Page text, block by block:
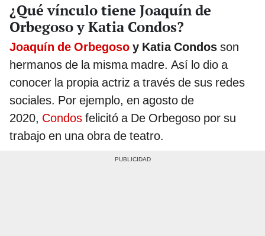
¿Qué vínculo tiene Joaquín de
Orbegoso y Katia Condos?
Joaquín de Orbegoso y Katia Condos son
hermanos de la misma madre. Así lo dio a
conocer la propia actriz a través de sus redes
sociales. Por ejemplo, en agosto de
2020, Condos felicitó a De Orbegoso por su
trabajo en una obra de teatro.